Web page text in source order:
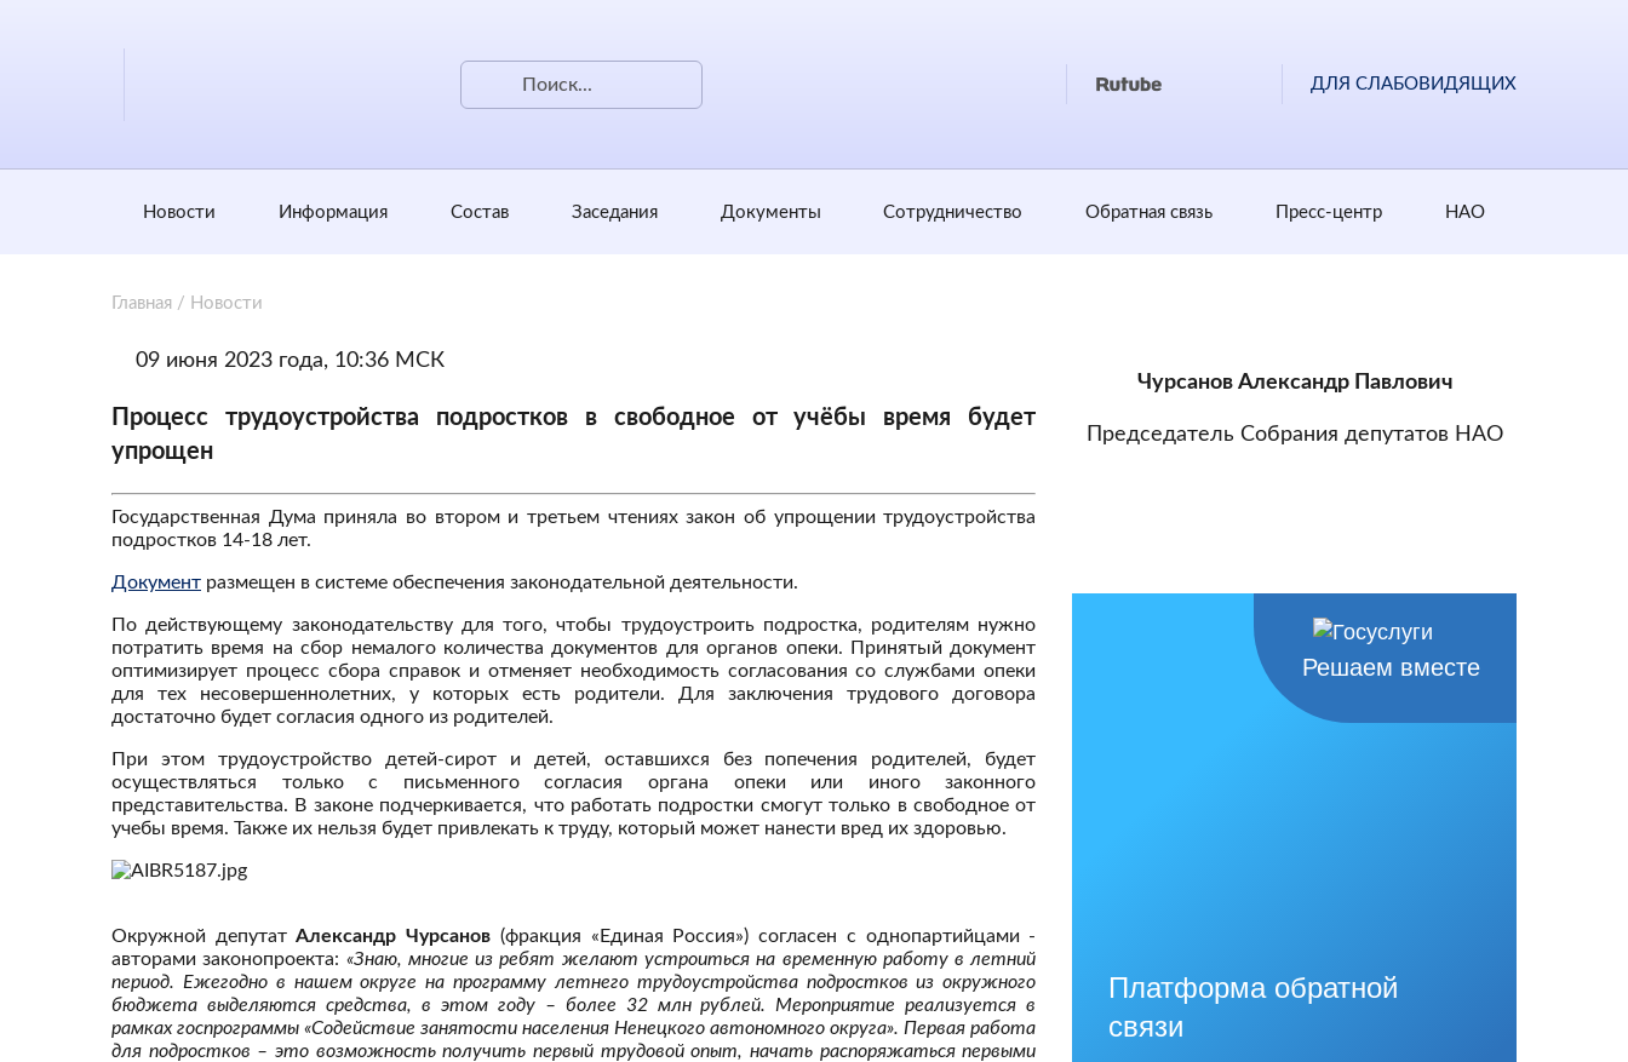
ДЛЯ СЛАБОВИДЯЩИХ
Новости Информация Состав Заседания Документы Сотрудничество Обратная cвязь Пресс-центр НАО
Главная / Новости
09 июня 2023 года, 10:36 МСК
Процесс трудоустройства подростков в свободное от учёбы время будет
упрощен
Государственная Дума приняла во втором и третьем чтениях закон об упрощении трудоустройства
подростков 14-18 лет.
Документ размещен в системе обеспечения законодательной деятельности.
По действующему законодательству для того, чтобы трудоустроить подростка, родителям нужно
потратить время на сбор немалого количества документов для органов опеки. Принятый документ
оптимизирует процесс сбора справок и отменяет необходимость согласования со службами опеки
для тех несовершеннолетних, у которых есть родители. Для заключения трудового договора
достаточно будет согласия одного из родителей.
При этом трудоустройство детей-сирот и детей, оставшихся без попечения родителей, будет
осуществляться только с письменного согласия органа опеки или иного законного
представительства. В законе подчеркивается, что работать подростки смогут только в свободное от
учебы время. Также их нельзя будет привлекать к труду, который может нанести вред их здоровью.
Окружной депутатАлександр Чурсанов (фракция «Единая Россия») согласен с однопартийцами -
авторами законопроекта: «Знаю, многие из ребят желают устроиться на временную работу в летний
период. Ежегодно в нашем округе на программу летнего трудоустройства подростков из окружного
бюджета выделяются средства, в этом году – более 32 млн рублей. Мероприятие реализуется в
рамках госпрограммы «Содействие занятости населения Ненецкого автономного округа». Первая работа
для подростков – это возможность получить первый трудовой опыт, начать распоряжаться первыми
Чурсанов Александр Павлович
Председатель Собрания депутатов НАО
Решаем вместе
Платформа обратной
связи